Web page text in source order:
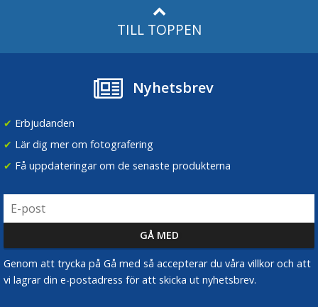
TILL TOPPEN
Nyhetsbrev
✔ Erbjudanden
✔ Lär dig mer om fotografering
✔ Få uppdateringar om de senaste produkterna
Genom att trycka på Gå med så accepterar du våra villkor och att
vi lagrar din e-postadress för att skicka ut nyhetsbrev.